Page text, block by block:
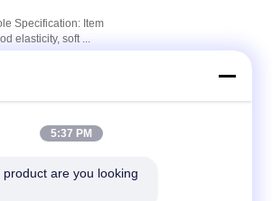
Specification: Item
elasticity, soft ...
specifically
Product
5:37 PM
are you looking